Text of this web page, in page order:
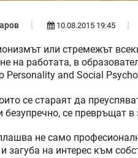
10.08.2015 19:45
или стремежът
на работата, в
Personality and Social
се стараят да
безупречно, се превръщат
не само
загуба на интерес към